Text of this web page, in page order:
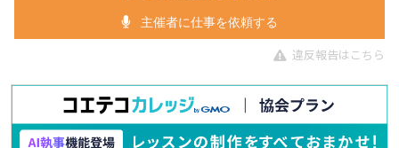
主催者に仕事を依頼する
違反報告はこちら